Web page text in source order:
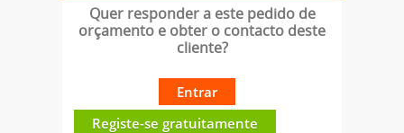
Quer responder a este pedido de
orçamento e obter o contacto deste
cliente?
Entrar
Registe-se gratuitamente